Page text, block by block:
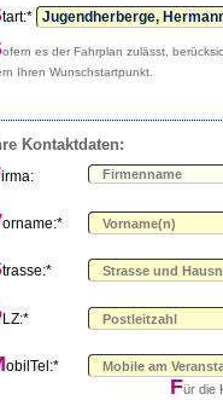
tart:*
ofern es der Fahrplan zulässt,
Ihren Wunschstartpunkt.
Kontaktdaten:
irma:
orname:*
trasse:*
LZ:*
obilTel:*
Für die